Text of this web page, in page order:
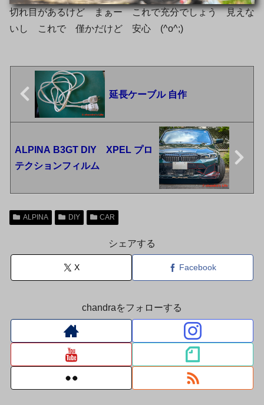
切れ目があるけど まぁー これで充分でしょう 見えな
いし これで 僅かだけど 安心 (^o^;)
延長ケーブル 自作
ALPINA B3GT DIY XPEL プロ
テクションフィルム
ALPINA DIY CAR
シェアする
X Facebook
chandraをフォローする